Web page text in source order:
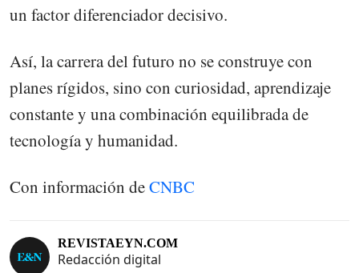
un factor diferenciador decisivo.
Así, la carrera del futuro no se construye con
planes rígidos, sino con curiosidad, aprendizaje
constante y una combinación equilibrada de
tecnología y humanidad.
Con información deCNBC
REVISTAEYN.COM
Redacción digital